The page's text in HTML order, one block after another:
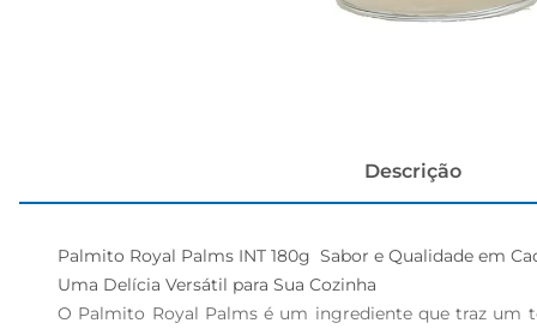
Descrição
Palmito Royal Palms INT 180g  Sabor e Qualidade em
Uma Delícia Versátil para Sua Cozinha
O Palmito Royal Palms é um ingrediente que traz um